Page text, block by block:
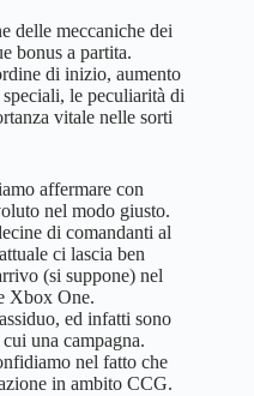
delle meccaniche dei
bonus a partita.
di inizio, aumento
le peculiarità di
vitale nelle sorti
affermare con
nel modo giusto.
di comandanti al
ci lascia ben
(si suppone) nel
Xbox One.
ed infatti sono
una campagna.
nel fatto che
in ambito CCG.